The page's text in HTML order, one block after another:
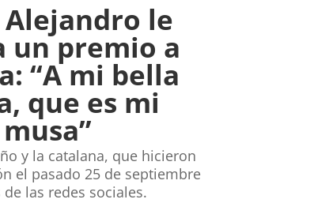
Alejandro le
un premio a
“A mi bella
que es mi
musa”
y la catalana, que hicieron
el pasado 25 de septiembre
de las redes sociales.